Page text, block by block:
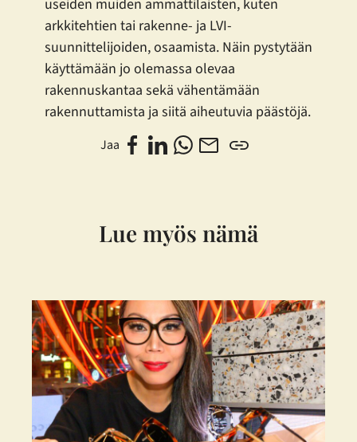
useiden muiden ammattilaisten, kuten
arkkitehtien tai rakenne- ja LVI-
suunnittelijoiden, osaamista. Näin pystytään
käyttämään jo olemassa olevaa
rakennuskantaa sekä vähentämään
rakennuttamista ja siitä aiheutuvia päästöjä.
Jaa
Lue myös nämä